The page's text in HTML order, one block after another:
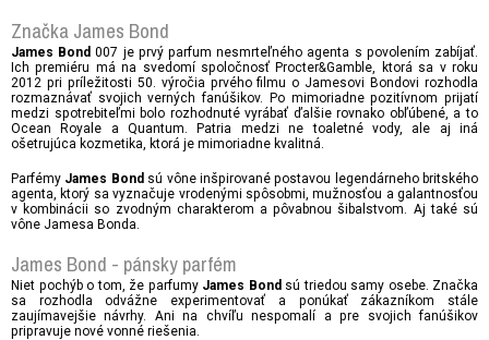
Značka James Bond
James Bond 007 je prvý parfum nesmrteľného agenta s povolením zabíjať.
Ich premiéru má na svedomí spoločnosť Procter&Gamble, ktorá sa v roku
2012 pri príležitosti 50. výročia prvého filmu o Jamesovi Bondovi rozhodla
rozmaznávať svojich verných fanúšikov. Po mimoriadne pozitívnom prijatí
medzi spotrebiteľmi bolo rozhodnuté vyrábať ďalšie rovnako obľúbené, a to
Ocean Royale a Quantum. Patria medzi ne toaletné vody, ale aj iná
ošetrujúca kozmetika, ktorá je mimoriadne kvalitná.
Parfémy James Bond sú vône inšpirované postavou legendárneho britského
agenta, ktorý sa vyznačuje vrodenými spôsobmi, mužnosťou a galantnosťou
v kombinácii so zvodným charakterom a pôvabnou šibalstvom. Aj také sú
vône Jamesa Bonda.
James Bond - pánsky parfém
Niet pochýb o tom, že parfumy James Bond sú triedou samy osebe. Značka
sa rozhodla odvážne experimentovať a ponúkať zákazníkom stále
zaujímavejšie návrhy. Ani na chvíľu nespomalí a pre svojich fanúšikov
pripravuje nové vonné riešenia.